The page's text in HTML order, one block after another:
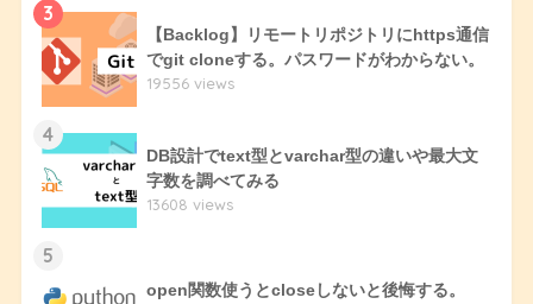
3
【Backlog】リモートリポジトリにhttps通信
でgit cloneする。パスワードがわからない。
19556 views
4
DB設計でtext型とvarchar型の違いや最大文
字数を調べてみる
13608 views
5
open関数使うとcloseしないと後悔する。